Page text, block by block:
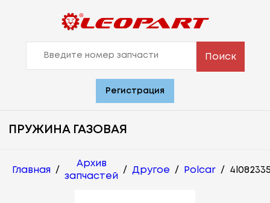
Поиск
Регистрация
ПРУЖИНА ГАЗОВАЯ
Главная /
Архив
запчастей
/ Другое / Polcar /